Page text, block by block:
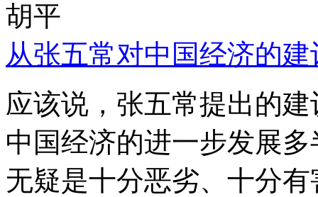
胡平
从张五常对中国经济的
应该说，张五常提出的
中国经济的进一步发展
无疑是十分恶劣、十分